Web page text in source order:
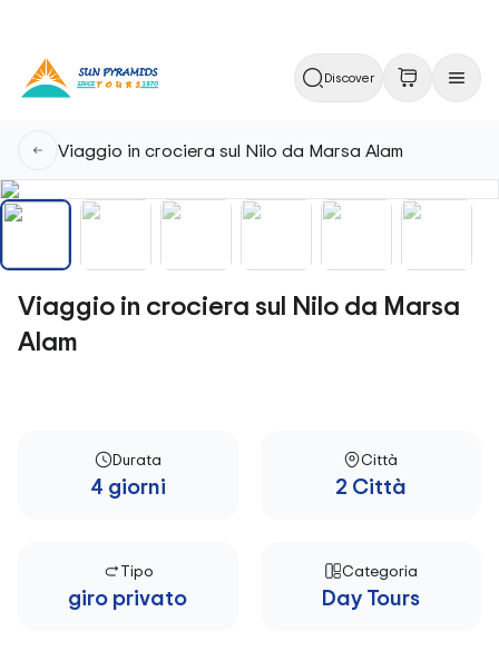
Discover
Viaggio in crociera sul Nilo da Marsa Alam
Viaggio in crociera sul Nilo da Marsa
Alam
Durata
4 giorni
Città
2 Città
Tipo
giro privato
Categoria
Day Tours